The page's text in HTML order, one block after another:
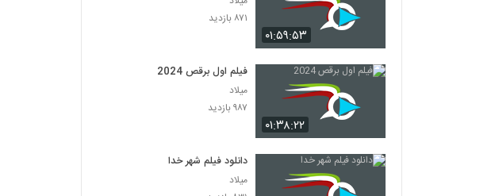
۰۱:۵۹:۵۳
۸۷۱ بازدید
۰۱:۳۸:۲۲
فیلم اول برقص 2024
میلاد
۹۸۷ بازدید
دانلود فیلم شهر خدا
میلاد